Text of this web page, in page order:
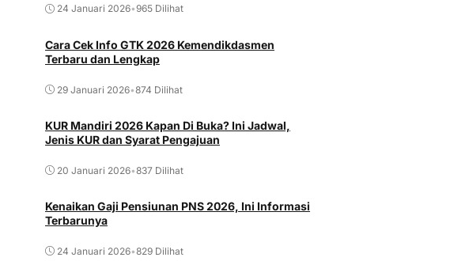
24 Januari 2026•965 Dilihat
Cara Cek Info GTK 2026 Kemendikdasmen
Terbaru dan Lengkap
29 Januari 2026•874 Dilihat
KUR Mandiri 2026 Kapan Di Buka? Ini Jadwal,
Jenis KUR dan Syarat Pengajuan
20 Januari 2026•837 Dilihat
Kenaikan Gaji Pensiunan PNS 2026, Ini Informasi
Terbarunya
24 Januari 2026•829 Dilihat